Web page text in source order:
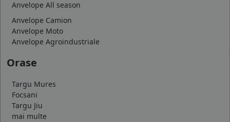
Anvelope All season
Anvelope Camion
Anvelope Moto
Anvelope Agroindustriale
Orase
Targu Mures
Focsani
Targu Jiu
mai multe